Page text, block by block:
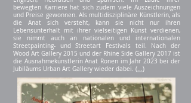
bewegten Karriere hat sich zudem viele Auszeichnungen
und Preise gewonnen. Als multidisziplinäre Künstlerin, als
die Anat sich versteht, kann sie nicht nur ihren
Lebensunterhalt mit ihrer vielseitigen Kunst verdienen,
sie nimmt auch an nationalen und internationalen
Streetpainting- und Streetart Festivals teil. Nach der
Wood Art Gallery 2015 und der Rhine Side Gallery 2017 ist
die Ausnahmekünstlerin Anat Ronen im Jahr 2023 bei der
Jubiläums Urban Art Gallery wieder dabei. (...)